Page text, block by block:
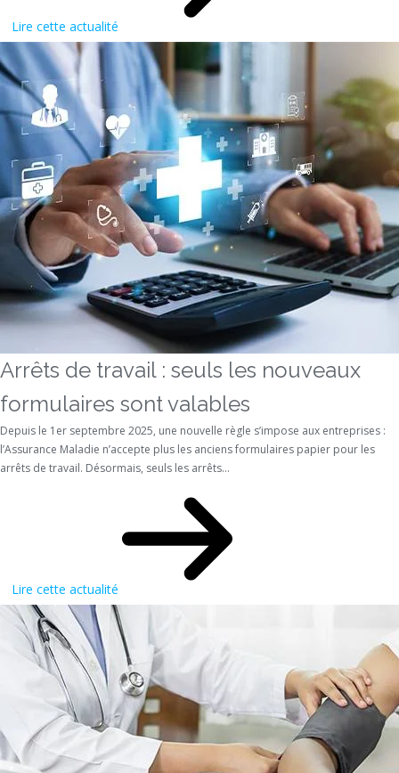
Lire cette actualité
Arrêts de travail : seuls les nouveaux
formulaires sont valables
Depuis le 1er septembre 2025, une nouvelle règle s’impose aux entreprises :
l’Assurance Maladie n’accepte plus les anciens formulaires papier pour les
arrêts de travail. Désormais, seuls les arrêts...
Lire cette actualité